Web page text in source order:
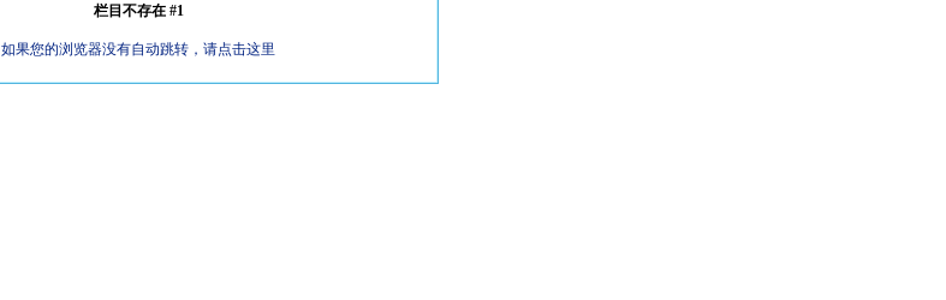
栏目不存在 #1
如果您的浏览器没有自动跳转，请点击这里